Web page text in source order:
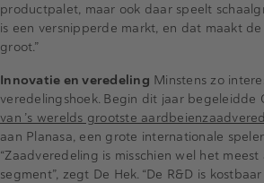
productpalet, maar ook daar speelt
is een versnipperde markt, en dat maakt
groot.”
Innovatie en veredeling Minstens zo
veredelingshoek. Begin dit jaar begeleidde
van ’s werelds grootste
aan Planasa, een grote internationale
“Zaadveredeling is misschien wel het
segment”, zegt De Hek. “De R&D is